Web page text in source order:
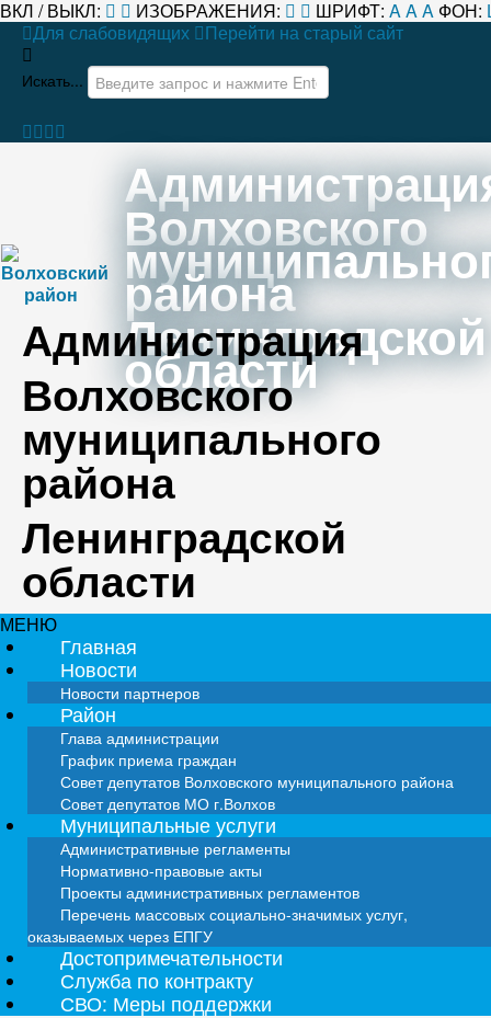
ВКЛ / ВЫКЛ: ИЗОБРАЖЕНИЯ: ШРИФТ: AAA ФОН:
Для слабовидящих
Перейти на старый сайт
Искать...
Волховского
района
Ленинградской
области
Администрация
Волховского
муниципального
района
Ленинградской
области
МЕНЮ
Главная
Новости
Новости партнеров
Район
Глава администрации
График приема граждан
Совет депутатов Волховского муниципального района
Совет депутатов МО г.Волхов
Муниципальные услуги
Административные регламенты
Нормативно-правовые акты
Проекты административных регламентов
Перечень массовых социально-значимых услуг,
оказываемых через ЕПГУ
Достопримечательности
Служба по контракту
СВО: Меры поддержки